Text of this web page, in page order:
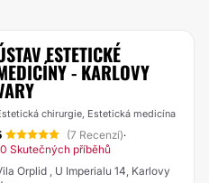
ESTETICKÉ
- KARLOVY
chirurgie, Estetická medicína
(7 Recenzí)·
Skutečných příběhů
Orplid , U Imperialu 14, Karlovy